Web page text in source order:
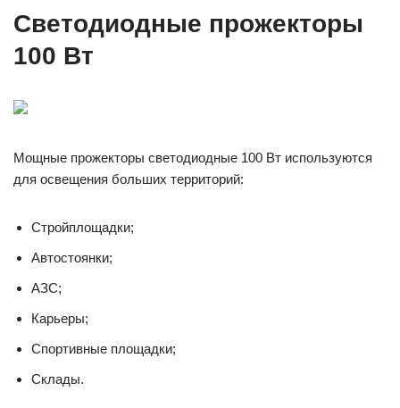
Светодиодные прожекторы
100 Вт
Мощные прожекторы светодиодные 100 Вт используются
для освещения больших территорий:
Стройплощадки;
Автостоянки;
АЗС;
Карьеры;
Спортивные площадки;
Склады.